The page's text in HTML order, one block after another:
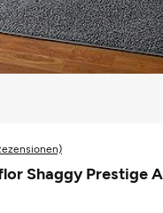
Shaggy Prestige